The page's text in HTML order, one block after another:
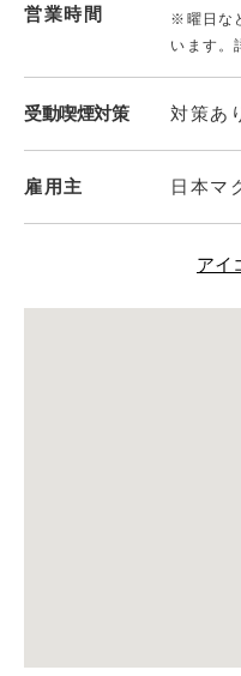
営業時間
※曜日な
います。
受動喫煙対策 対策あ
雇用主 日本マ
アイ